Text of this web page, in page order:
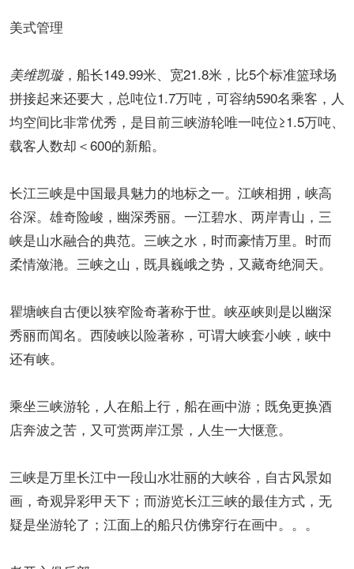
美式管理
美维凯璇，船长149.99米、宽21.8米，比5个标准篮球场
拼接起来还要大，总吨位1.7万吨，可容纳590名乘客，人
均空间比非常优秀，是目前三峡游轮唯一吨位≥1.5万吨、
载客人数却＜600的新船。
长江三峡是中国最具魅力的地标之一。江峡相拥，峡高
谷深。雄奇险峻，幽深秀丽。一江碧水、两岸青山，三
峡是山水融合的典范。三峡之水，时而豪情万里。时而
柔情潋滟。三峡之山，既具巍峨之势，又藏奇绝洞天。
瞿塘峡自古便以狭窄险奇著称于世。峡巫峡则是以幽深
秀丽而闻名。西陵峡以险著称，可谓大峡套小峡，峡中
还有峡。
乘坐三峡游轮，人在船上行，船在画中游；既免更换酒
店奔波之苦，又可赏两岸江景，人生一大惬意。
三峡是万里长江中一段山水壮丽的大峡谷，自古风景如
画，奇观异彩甲天下；而游览长江三峡的最佳方式，无
疑是坐游轮了；江面上的船只仿佛穿行在画中。。。